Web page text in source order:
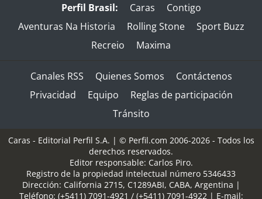
Perfil Brasil: Caras
Contigo
Aventuras Na Historia
Rolling Stone
Sport Buzz
Recreio
Maxima
Canales RSS Quienes Somos
Contáctenos
Privacidad
Equipo
Reglas de participación
Tránsito
Caras - Editorial Perfil S.A. | © Perfil.com 2006-2026 - Todos los
derechos reservados.
Editor responsable: Carlos Piro.
Registro de la propiedad intelectual número 5346433
Dirección: California 2715, C1289ABI, CABA, Argentina |
Teléfono: (+5411) 7091-4921 / (+5411) 7091-4922| E-mail: